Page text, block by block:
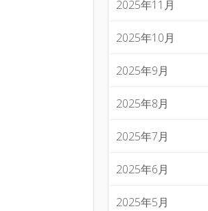
2025年11月
2025年10月
2025年9月
2025年8月
2025年7月
2025年6月
2025年5月